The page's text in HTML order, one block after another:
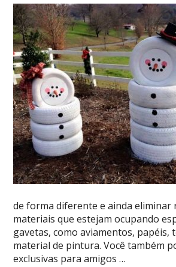
de forma diferente e ainda eliminar
materiais que estejam ocupando
gavetas, como aviamentos, papéis,
material de pintura. Você também
exclusivas para amigos …